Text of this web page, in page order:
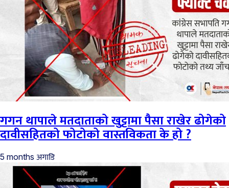
गगन थापाले मतदाताको खुट्टामा पैसा राखेर ढोगेको
दावीसहितको फोटोको वास्तविकता के हो ?
5 months अगाडि